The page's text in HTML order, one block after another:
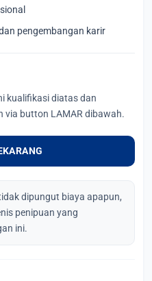
pengembangan karir
kualifikasi diatas dan
via button LAMAR dibawah.
dipungut biaya apapun,
penipuan yang
ini.